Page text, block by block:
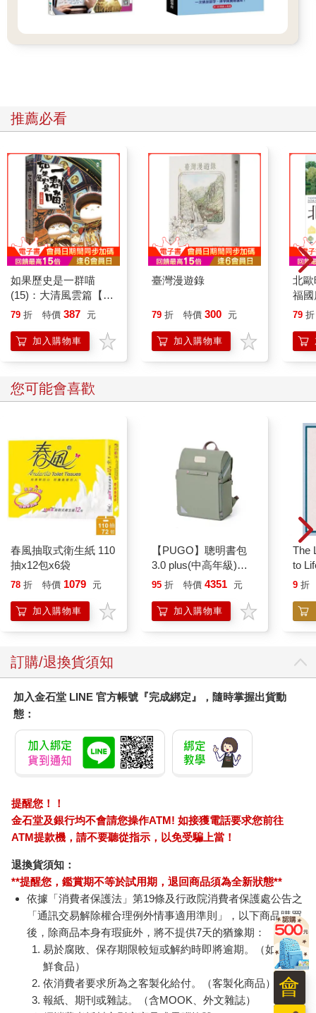
推薦必看
如果歷史是一群喵
(15)：大清風雲篇【萌
貓漫畫學歷史】
79 折 特價 387 元
加入購物車
臺灣漫遊錄
79 折 特價 300 元
加入購物車
北
福
79 折
您可能會喜歡
春風抽取式衛生紙 110
抽x12包x6袋
78 折 特價 1079 元
加入購物車
【PUGO】聰明書包
3.0 plus(中高年級)沙
綠 全新進化玩美上市
95 折 特價 4351 元
加入購物車
The
to
9 折
訂購/退換貨須知
加入金石堂 LINE 官方帳號『完成綁定』，隨時掌握出貨動
態：
提醒您！！
金石堂及銀行均不會請您操作ATM! 如接獲電話要求您前往
ATM提款機，請不要聽從指示，以免受騙上當！
退換貨須知：
**提醒您，鑑賞期不等於試用期，退回商品須為全新狀態**
依據「消費者保護法」第19條及行政院消費者保護處公告之
「通訊交易解除權合理例外情事適用準則」，以下商品購買
後，除商品本身有瑕疵外，將不提供7天的猶豫期：
易於腐敗、保存期限較短或解約時即將逾期。（如：生
鮮食品）
依消費者要求所為之客製化給付。（客製化商品）
報紙、期刊或雜誌。（含MOOK、外文雜誌）
會